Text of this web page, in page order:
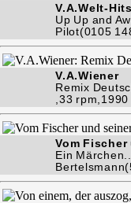
V.A.Welt-
Up Up and
Pilot(0105
V.A.Wiener
Remix
,33 rpm,1990
Vom
Ein